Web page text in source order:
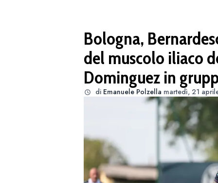
Bologna,
del muscolo iliaco
Dominguez in
di Emanuele Polzella martedì, 21